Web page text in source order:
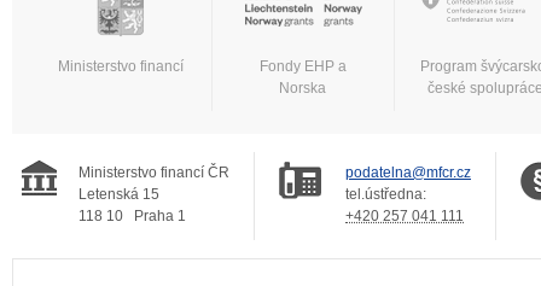
Ministerstvo financí
Fondy EHP a
Norska
Program
české
Ministerstvo financí ČR
Letenská 15
118 10
Praha 1
podatelna@mfcr.cz
tel.ústředna:
+420 257 041 111